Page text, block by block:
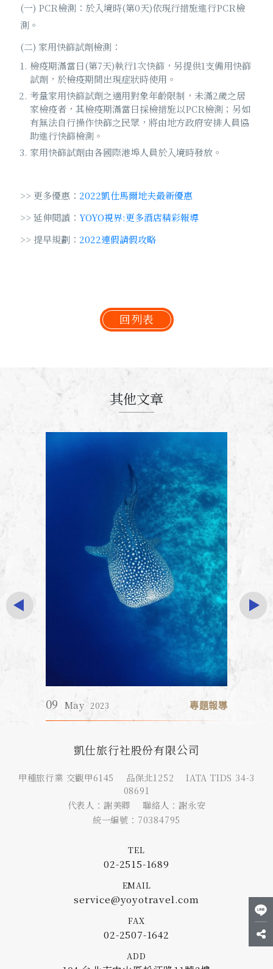
(一) PCR檢測：於入境時(第0天)依現行措施進行PCR檢
測。
(二) 家用快篩試劑檢測：
檢疫期滿當日(第7天)執行1次快篩，另提供1支備用快篩
試劑，於檢疫期間出現症狀時使用。
考量家用快篩試劑之適用對象年齡限制，未滿2歲之居
家檢疫者，其檢疫期滿當日採檢措施以PCR檢測；另如
有無法自行操作快篩之民眾，將由地方政府安排人員協
助進行快篩檢測。
家用快篩試劑由各國際港埠人員於入境時發放。
>> 更多優惠： 2022凱仕馬爾地夫最新優惠
>> 延伸閱讀： YOYO視界:更多酒店精彩報導
>> 提早規劃： 2022連假請假攻略
回列表
凱仕旅行社股份有限公司
甲種旅行業 交觀甲6145 品保北1252 IATA TIDS 34-3
08691
代表人：謝美卿 聯絡人：謝永安
統一編號：70384795
TEL
02-2515-1689
EMAIL
service@yoyotravel.com
FAX
02-2507-1642
ADD